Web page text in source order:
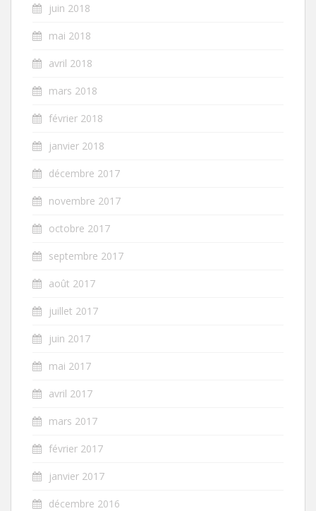
juin 2018
mai 2018
avril 2018
mars 2018
février 2018
janvier 2018
décembre 2017
novembre 2017
octobre 2017
septembre 2017
août 2017
juillet 2017
juin 2017
mai 2017
avril 2017
mars 2017
février 2017
janvier 2017
décembre 2016